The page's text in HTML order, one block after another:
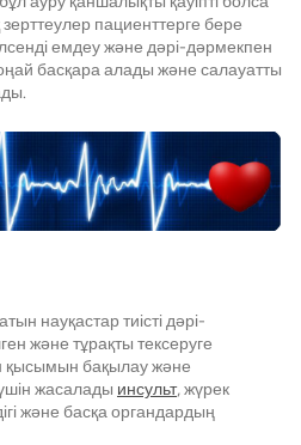
пациенттерге бере
емдеу және дәрі-дәрмекпен
басқара алады және салауатты
науқастар тиісті дәрі-
және тұрақты тексеруге
қысымын бақылау және
жасалады инсульт, жүрек
және басқа органдардың